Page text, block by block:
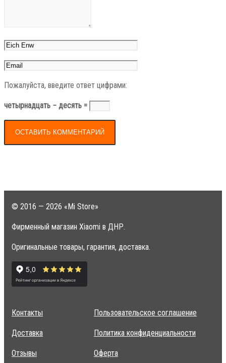
Пожалуйста, введите ответ цифрами:
четырнадцать − десять =
© 2016 — 2026 «Mi Store»
Фирменный магазин Xiaomi в ДНР.
Оригинальные товары, гарантия, доставка.
Контакты
Доставка
Отзывы
Пользовательское соглашение
Политика конфиденциальности
Оферта